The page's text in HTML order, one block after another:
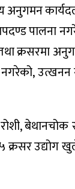
अनुगमन
पालना
क्रसरमा
क्रसर उद्योग